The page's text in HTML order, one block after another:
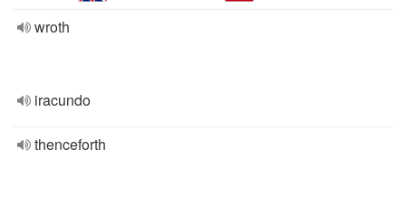
wroth
iracundo
thenceforth